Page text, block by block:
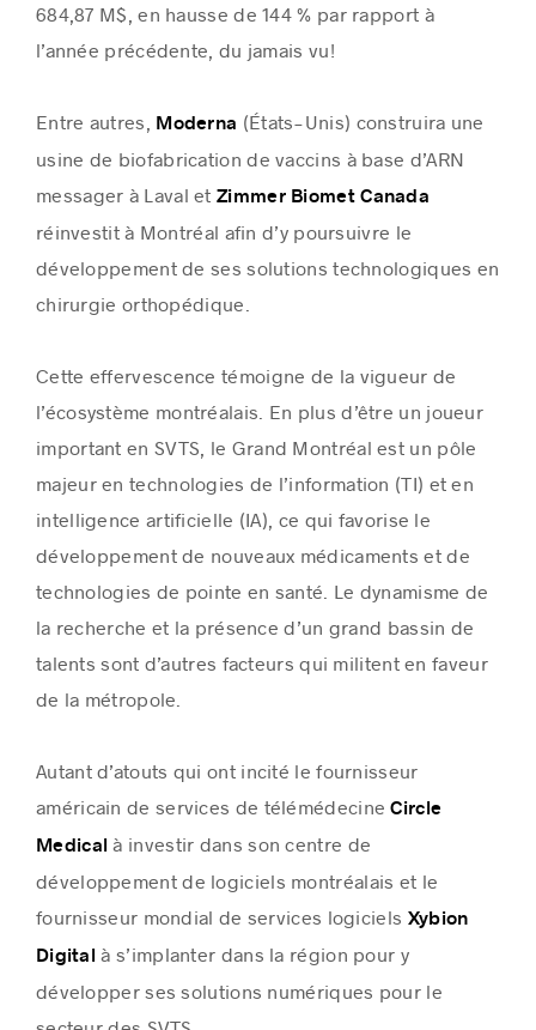
684,87 M$, en hausse de 144 % par rapport à
l’année précédente, du jamais vu!
Entre autres, Moderna (États-Unis) construira une
usine de biofabrication de vaccins à base d’ARN
messager à Laval etZimmer Biomet Canada
réinvestit à Montréal afin d’y poursuivre le
développement de ses solutions technologiques en
chirurgie orthopédique.
Cette effervescence témoigne de la vigueur de
l’écosystème montréalais. En plus d’être un joueur
important en SVTS, le Grand Montréal est un pôle
majeur en technologies de l’information (TI) et en
intelligence artificielle (IA), ce qui favorise le
développement de nouveaux médicaments et de
technologies de pointe en santé. Le dynamisme de
la recherche et la présence d’un grand bassin de
talents sont d’autres facteurs qui militent en faveur
de la métropole.
Autant d’atouts qui ont incité le fournisseur
américain de services de télémédecineCircle
Medical à investir dans son centre de
développement de logiciels montréalais et le
fournisseur mondial de services logiciels Xybion
Digital à s’implanter dans la région pour y
développer ses solutions numériques pour le